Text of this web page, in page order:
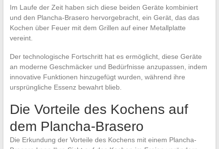
Im Laufe der Zeit haben sich diese beiden Geräte kombiniert
und den Plancha-Brasero hervorgebracht, ein Gerät, das das
Kochen über Feuer mit dem Grillen auf einer Metallplatte
vereint.
Der technologische Fortschritt hat es ermöglicht, diese Geräte
an moderne Geschmäcker und Bedürfnisse anzupassen, indem
innovative Funktionen hinzugefügt wurden, während ihre
ursprüngliche Essenz bewahrt blieb.
Die Vorteile des Kochens auf
dem Plancha-Brasero
Die Erkundung der Vorteile des Kochens mit einem Plancha-